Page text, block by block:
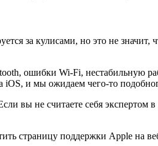
за кулисами, но это не
ошибки Wi-Fi, нестабильную
и мы ожидаем чего-то
вы не считаете себя экспертом
страницу поддержки Apple на